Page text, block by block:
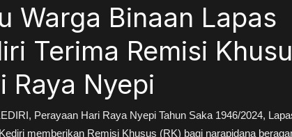
Warga Binaan Lapas
Terima Remisi
Raya Nyepi
Perayaan Hari Raya Nyepi Tahun Saka 1946/2024,
memberikan Remisi Khusus (RK) bagi narapidana